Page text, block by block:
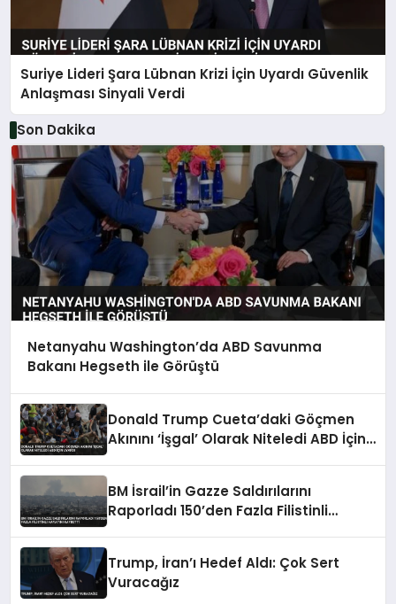
Suriye Lideri Şara Lübnan Krizi İçin Uyardı Güvenlik
Anlaşması Sinyali Verdi
Son Dakika
Netanyahu Washington’da ABD Savunma
Bakanı Hegseth ile Görüştü
Donald Trump Cueta’daki Göçmen
Akınını ‘İşgal’ Olarak Niteledi ABD İçin
BM İsrail’in Gazze Saldırılarını
Raporladı 150’den Fazla Filistinli
Trump, İran’ı Hedef Aldı: Çok Sert
Vuracağız